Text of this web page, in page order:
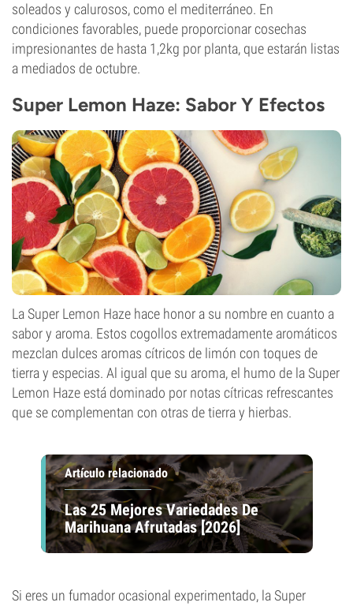
soleados y calurosos, como el mediterráneo. En
condiciones favorables, puede proporcionar cosechas
impresionantes de hasta 1,2kg por planta, que estarán listas
a mediados de octubre.
Super Lemon Haze: Sabor Y Efectos
La Super Lemon Haze hace honor a su nombre en cuanto a
sabor y aroma. Estos cogollos extremadamente aromáticos
mezclan dulces aromas cítricos de limón con toques de
tierra y especias. Al igual que su aroma, el humo de la Super
Lemon Haze está dominado por notas cítricas refrescantes
que se complementan con otras de tierra y hierbas.
Artículo relacionado
Las 25 Mejores Variedades De
Marihuana Afrutadas [2026]
Si eres un fumador ocasional experimentado, la Super